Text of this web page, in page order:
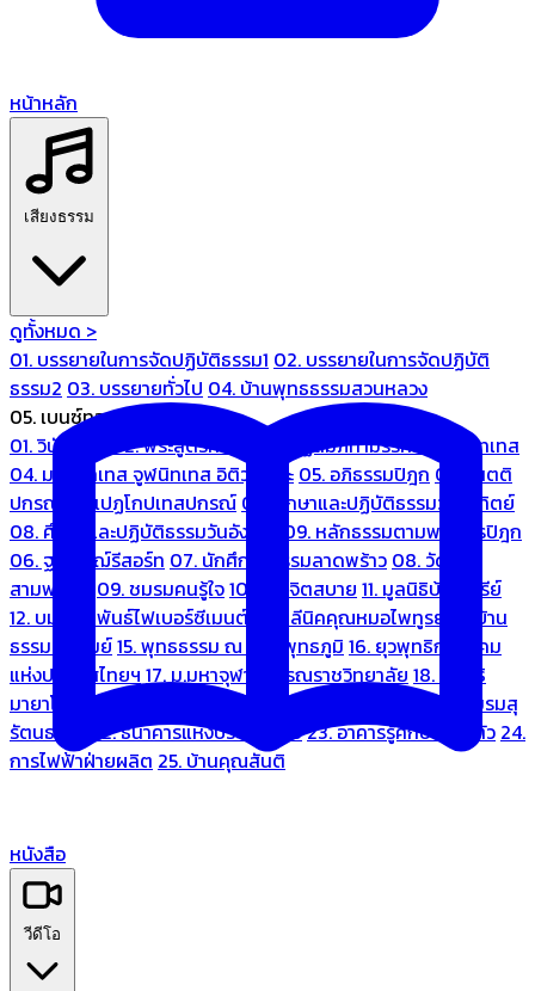
หน้าหลัก
เสียงธรรม
ดูทั้งหมด >
01. บรรยายในการจัดปฏิบัติธรรม1 02. บรรยายในการจัดปฏิบัติ
ธรรม2 03. บรรยายทั่วไป 04. บ้านพุทธธรรมสวนหลวง
05. เบนซ์ทองหล่อ
01. วินัยปิฎก
02. พระสูตรศึกษา
03. ปฏิสัมภิทามรรคและจูฬนิทเทส
04. มหานิทเทส จูฬนิทเทส อิติวุตตกะ 05. อภิธรรมปิฎก 06. เนตติ
ปกรณ์ และเปฏโกปเทสปกรณ์ 07. ศึกษาและปฏิบัติธรรมวันอาทิตย์
08. ศึกษาและปฏิบัติธรรมวันอังคาร
09. หลักธรรมตามพระไตรปิฎก
06. ฐณิชาฌ์รีสอร์ท 07. นักศึกษาธรรมลาดพร้าว 08. วัด
สามพระยา
09. ชมรมคนรู้ใจ10. บ้านจิตสบาย 11. มูลนิธิบ้านอารีย์
12. บมจ.มหพันธ์ไฟเบอร์ซีเมนต์
13. คลีนิคคุณหมอไพทูรย์
14. บ้าน
ธรรมะรื่นรมย์15. พุทธธรรม ณ แดนพุทธภูมิ 16. ยุวพุทธิกสมาคม
แห่งประเทศไทยฯ 17. ม.มหาจุฬาลงกรณราชวิทยาลัย 18. มูลนิธิ
มายาโคตมี
19. ariya wellness center
21. ชมรมสุ
รัตนธรรม
22. ธนาคารแห่งประเทศไทย23. อาคารรู้ศึกษารู้สึกตัว 24.
การไฟฟ้าฝ่ายผลิต 25. บ้านคุณสันติ
หนังสือ
วีดีโอ